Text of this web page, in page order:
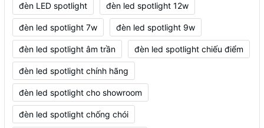
đèn LED spotlight đèn led spotlight 12w
đèn led spotlight 7w đèn led spotlight 9w
đèn led spotlight âm trần đèn led spotlight chiếu điểm
đèn led spotlight chính hãng
đèn led spotlight cho showroom
đèn led spotlight chống chói